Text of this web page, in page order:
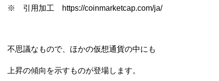
※ 引用加工 https://coinmarketcap.com/ja/
不思議なもので、ほかの仮想通貨の中にも
上昇の傾向を示すものが登場します。